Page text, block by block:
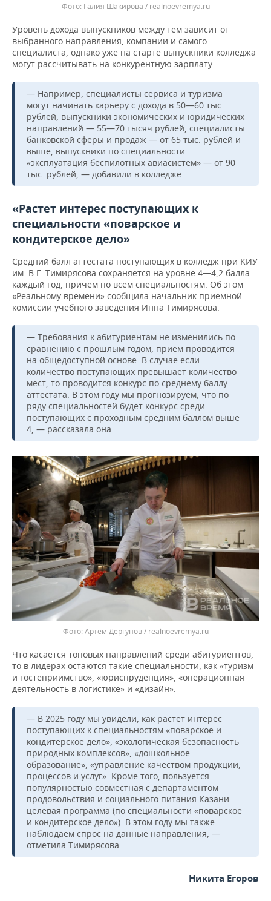
Галия Шакирова / realnoevremya.ru
Уровень дохода выпускников между тем зависит от
выбранного направления, компании и самого
специалиста, однако уже на старте выпускники колледжа
могут рассчитывать на конкурентную зарплату.
— Например, специалисты сервиса и туризма
могут начинать карьеру с дохода в 50—60 тыс.
рублей, выпускники экономических и юридических
направлений — 55—70 тысяч рублей, специалисты
банковской сферы и продаж — от 65 тыс. рублей и
выше, выпускники по специальности
«эксплуатация беспилотных авиасистем» — от 90
тыс. рублей, — добавили в колледже.
«Растет интерес поступающих к
специальности «поварское и
кондитерское дело»
Средний балл аттестата поступающих в колледж при КИУ
им. В.Г. Тимирясова сохраняется на уровне 4—4,2 балла
каждый год, причем по всем специальностям. Об этом
«Реальному времени» сообщила начальник приемной
комиссии учебного заведения Инна Тимирясова.
— Требования к абитуриентам не изменились по
сравнению с прошлым годом, прием проводится
на общедоступной основе. В случае если
количество поступающих превышает количество
мест, то проводится конкурс по среднему баллу
аттестата. В этом году мы прогнозируем, что по
ряду специальностей будет конкурс среди
поступающих с проходным средним баллом выше
4, — рассказала она.
Артем Дергунов / realnoevremya.ru
Что касается топовых направлений среди абитуриентов,
то в лидерах остаются такие специальности, как «туризм
и гостеприимство», «юриспруденция», «операционная
деятельность в логистике» и «дизайн».
— В 2025 году мы увидели, как растет интерес
поступающих к специальностям «поварское и
кондитерское дело», «экологическая безопасность
природных комплексов», «дошкольное
образование», «управление качеством продукции,
процессов и услуг». Кроме того, пользуется
популярностью совместная с департаментом
продовольствия и социального питания Казани
целевая программа (по специальности «поварское
и кондитерское дело»). В этом году мы также
наблюдаем спрос на данные направления, —
отметила Тимирясова.
Никита Егоров